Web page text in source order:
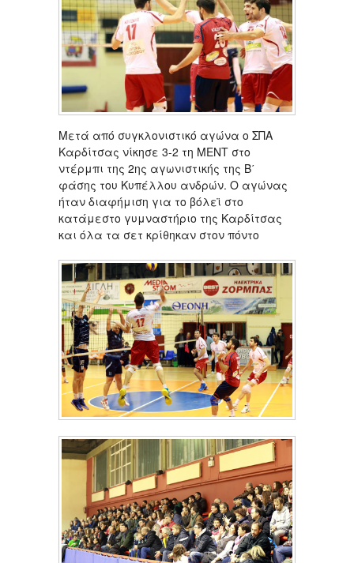
Μετά από συγκλονιστικό αγώνα ο ΣΠΑ
Καρδίτσας νίκησε 3-2 τη ΜΕΝΤ στο
ντέρμπι της 2ης αγωνιστικής της Β΄
φάσης του Κυπέλλου ανδρών. Ο αγώνας
ήταν διαφήμιση για το βόλεϊ στο
κατάμεστο γυμναστήριο της Καρδίτσας
και όλα τα σετ κρίθηκαν στον πόντο